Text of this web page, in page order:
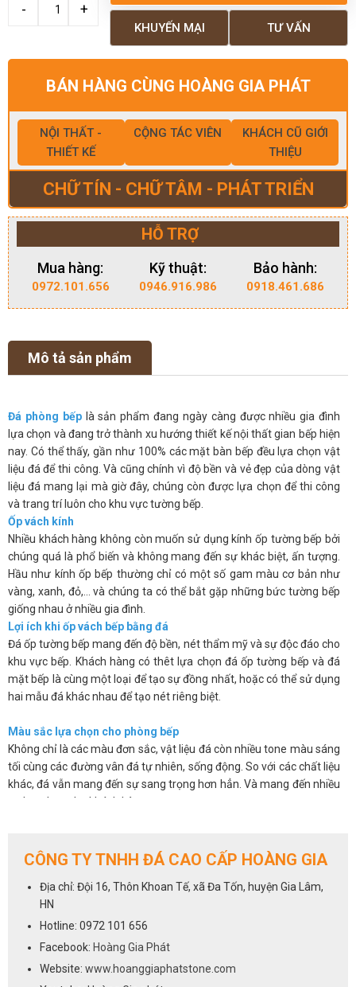
TƯ VẤN
KHUYẾN MẠI
BÁN HÀNG CÙNG HOÀNG GIA PHÁT
NỘI THẤT -
THIẾT KẾ
CỘNG TÁC VIÊN
KHÁCH CŨ GIỚI
THIỆU
CHỮ TÍN - CHỮ TÂM - PHÁT TRIỂN
HỖ TRỢ
Mua hàng:
0972.101.656
Kỹ thuật:
0946.916.986
Bảo hành:
0918.461.686
Mô tả sản phẩm
Đá phòng bếplà sản phẩm đang ngày càng được nhiều gia đình
lựa chọn và đang trở thành xu hướng thiết kế nội thất gian bếp hiện
nay. Có thể thấy, gần như 100% các mặt bàn bếp đều lựa chọn vật
liệu đá để thi công. Và cũng chính vì độ bền và vẻ đẹp của dòng vật
liệu đá mang lại mà giờ đây, chúng còn được lựa chọn để thi công
và trang trí luôn cho khu vực tường bếp.
Ốp vách kính
Nhiều khách hàng không còn muốn sử dụng kính ốp tường bếp bởi
chúng quá là phổ biến và không mang đến sự khác biệt, ấn tượng.
Hầu như kính ốp bếp thường chỉ có một số gam màu cơ bản như
vàng, xanh, đỏ,… và chúng ta có thể bắt gặp những bức tường bếp
giống nhau ở nhiều gia đình.
Lợi ích khi ốp vách bếp bằng đá
Đá ốp tường bếp mang đến độ bền, nét thẩm mỹ và sự độc đáo cho
khu vực bếp. Khách hàng có thêt lựa chọn đá ốp tường bếp và đá
mặt bếp là cùng một loại để tạo sự đồng nhất, hoặc có thể sử dụng
hai mẫu đá khác nhau để tạo nét riêng biệt.
Màu sắc lựa chọn cho phòng bếp
Không chỉ là các màu đơn sắc, vật liệu đá còn nhiều tone màu sáng
tối cùng các đường vân đá tự nhiên, sống động. So với các chất liệu
khác, đá vẫn mang đến sự sang trọng hơn hẳn. Và mang đến nhiều
sự lựa chọn cho khách hàng.
giúp bạn sẽ dễ dàng vệ sinh và luôn mang lại sự sạch sẽ.
bếp. Chúng khắc phục được những hạn chế về mẫu mã, màu sắc lại
vừa mang đến vẻ sang trọng và độ bền cho sản phẩm.
Cách lựa chọn đá cho phòng bếp
tất cả các dòng đá sử dụng để ốp mặt bếp đều có thể dùng cho vị trí
CÔNG TY TNHH ĐÁ CAO CẤP HOÀNG GIA
Địa chỉ: Đội 16, Thôn Khoan Tế, xã Đa Tốn, huyện Gia Lâm,
HN
Hotline: 0972 101 656
Facebook: Hoàng Gia Phát
Website: www.hoanggiaphatstone.com